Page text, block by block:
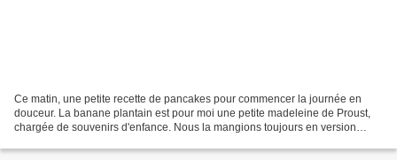
Ce matin, une petite recette de pancakes pour commencer la journée en
douceur. La banane plantain est pour moi une petite madeleine de Proust,
chargée de souvenirs d'enfance. Nous la mangions toujours en version